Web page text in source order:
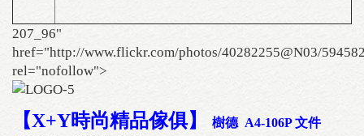
207_96"
href="http://www.flickr.com/photos/40282255@N03/
rel="nofollow">
【X+Y時尚精品傢俱】
樹德 A4-106P 文件